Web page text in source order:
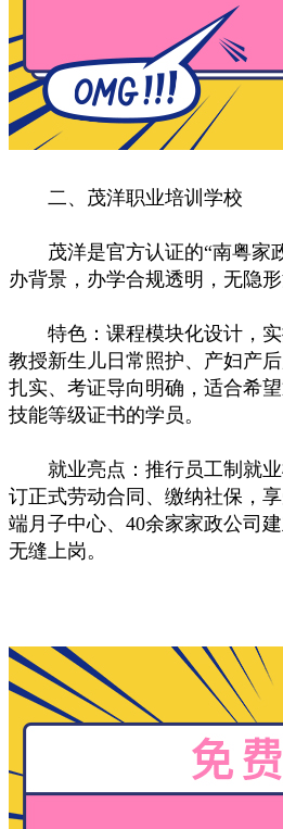
二、茂洋职业培训学校
茂洋是官方认证的“南粤家
办背景，办学合规透明，无隐形
特色：课程模块化设计，实
教授新生儿日常照护、产妇产
扎实、考证导向明确，适合希
技能等级证书的学员。
就业亮点：推行员工制就
订正式劳动合同、缴纳社保，
端月子中心、40余家家政公司
无缝上岗。